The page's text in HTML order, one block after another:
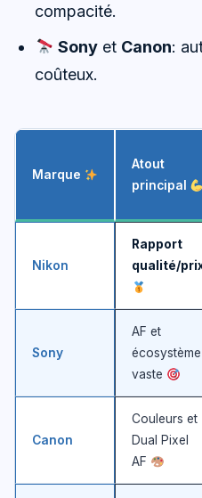
compacité.
Sonyet Canon:
coûteux.
Marque
Atout
principal
Nikon
Rapport
qualité/
Sony
AF et
écosystème
vaste
Canon
Couleurs et
Dual Pixel
AF